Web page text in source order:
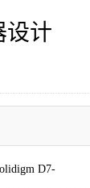
设计
D7-